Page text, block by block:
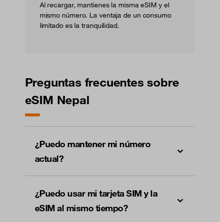
Al recargar, mantienes la misma eSIM y el
mismo número. La ventaja de un consumo
limitado es la tranquilidad.
Preguntas frecuentes sobre
eSIM Nepal
¿Puedo mantener mi número
actual?
¿Puedo usar mi tarjeta SIM y la
eSIM al mismo tiempo?